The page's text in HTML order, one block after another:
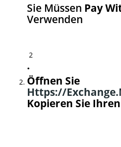
Sie Müssen Pay
Verwenden
2
.
Öffnen Sie
Https://
Kopieren Sie